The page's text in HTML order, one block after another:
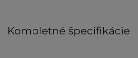
Kompletné špecifikácie